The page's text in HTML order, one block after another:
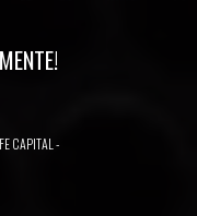
CAPITAL -